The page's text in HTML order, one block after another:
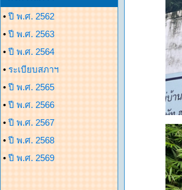
• ปี พ.ศ. 2562
• ปี พ.ศ. 2563
• ปี พ.ศ. 2564
• ระเบียบสภาฯ
• ปี พ.ศ. 2565
• ปี พ.ศ. 2566
• ปี พ.ศ. 2567
• ปี พ.ศ. 2568
• ปี พ.ศ. 2569